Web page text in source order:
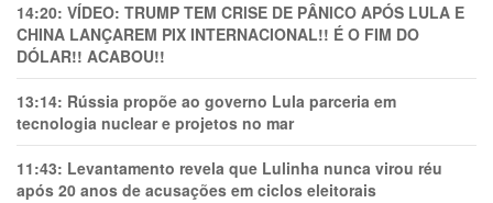
14:20: VÍDEO: TRUMP TEM CRlSE DE PÂNlCO APÓS LULA E
CHINA LANÇAREM PIX INTERNACIONAL!! É O FIM DO
DÓLAR!! ACABOU!!
13:14: Rússia propõe ao governo Lula parceria em
tecnologia nuclear e projetos no mar
11:43: Levantamento revela que Lulinha nunca virou réu
após 20 anos de acusações em ciclos eleitorais